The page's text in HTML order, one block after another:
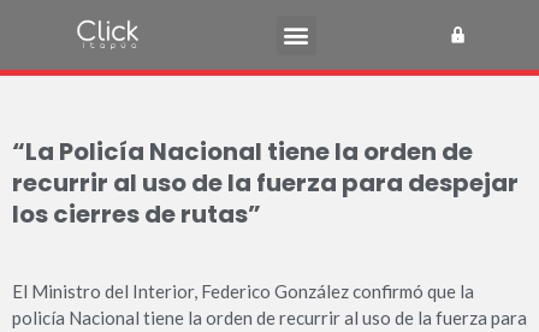
“La Policía Nacional tiene la orden de
recurrir al uso de la fuerza para despejar
los cierres de rutas”
El Ministro del Interior, Federico González confirmó que la
policía Nacional tiene la orden de recurrir al uso de la fuerza para